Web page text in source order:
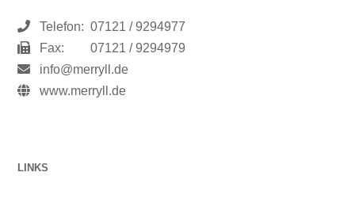
Telefon: 07121 / 9294977
Fax:
07121 / 9294979
info@merryll.de
www.merryll.de
LINKS